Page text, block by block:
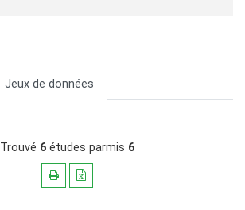
Jeux de données
Trouvé 6études parmis 6